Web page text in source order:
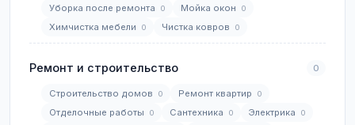
Уборка после ремонта 0 Мойка окон 0
Химчистка мебели 0 Чистка ковров 0
Ремонт и строительство 0
Строительство домов 0 Ремонт квартир 0
Отделочные работы 0 Сантехника 0 Электрика 0